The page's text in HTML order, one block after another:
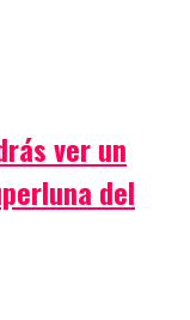
ver un
del